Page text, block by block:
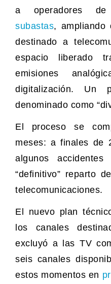
a operadores
subastas, ampliando
destinado a
espacio liberado
emisiones
digitalización. Un
denominado como
El proceso se
meses: a finales de
algunos
“definitivo” reparto
telecomunicaciones.
El nuevo plan
los canales
excluyó a las TV
seis canales
estos momentos en